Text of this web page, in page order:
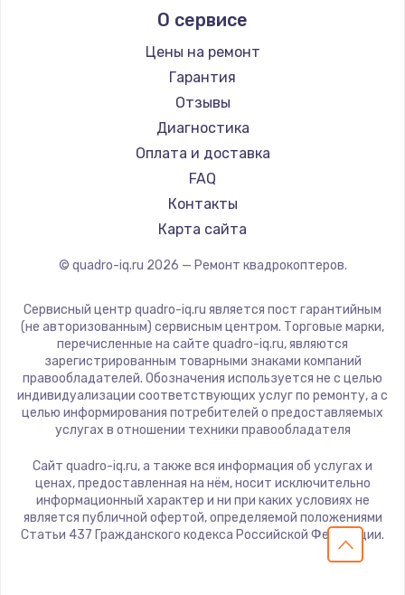
О сервисе
Цены на ремонт
Гарантия
Отзывы
Диагностика
Оплата и доставка
FAQ
Контакты
Карта сайта
© quadro-iq.ru 2026 — Ремонт квадрокоптеров.
Сервисный центр quadro-iq.ru является пост гарантийным
(не авторизованным) сервисным центром. Торговые марки,
перечисленные на сайте quadro-iq.ru, являются
зарегистрированным товарными знаками компаний
правообладателей. Обозначения используется не с целью
индивидуализации соответствующих услуг по ремонту, а с
целью информирования потребителей о предоставляемых
услугах в отношении техники правообладателя
Сайт quadro-iq.ru, а также вся информация об услугах и
ценах, предоставленная на нём, носит исключительно
информационный характер и ни при каких условиях не
является публичной офертой, определяемой положениями
Статьи 437 Гражданского кодекса Российской Федерации.